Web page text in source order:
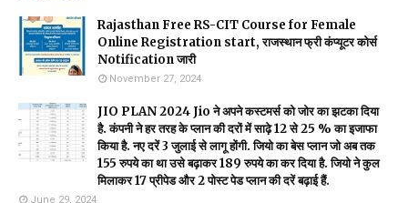
Rajasthan Free RS-CIT Course for Female
Online Registration start, राजस्थान फ्री कंप्यूटर कोर्स
Notification जारी
November 27, 2024
JIO PLAN 2024 Jio ने अपने कस्टमर्स को जोर का झटका दिया
है. कंपनी ने हर तरह के प्लान की दरों में साढ़े 12 से 25 % का इजाफा
किया है. नए दरें 3 जुलाई से लागू होंगी. जियो का बेस प्लान जो अब तक
155 रुपये का था उसे बढ़ाकर 189 रुपये का कर दिया है. जियो ने कुल
मिलाकर 17 प्रीपेड और 2 पोस्ट पेड प्लान की दरें बढ़ाई हैं.
June 29, 2024